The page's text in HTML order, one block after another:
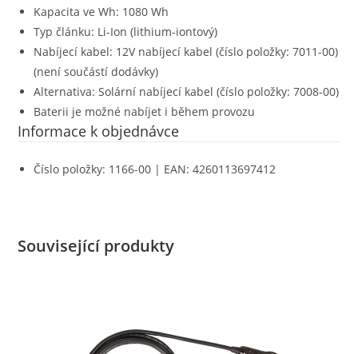
Kapacita ve Wh: 1080 Wh
Typ článku: Li-Ion (lithium-iontový)
Nabíjecí kabel: 12V nabíjecí kabel (číslo položky: 7011-00)
(není součástí dodávky)
Alternativa: Solární nabíjecí kabel (číslo položky: 7008-00)
Baterii je možné nabíjet i během provozu
Informace k objednávce
Číslo položky: 1166-00 | EAN: 4260113697412
Související produkty